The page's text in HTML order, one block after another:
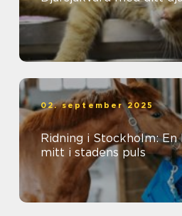
02. september 2025
Ridning i Stockholm:
mitt i stadens puls